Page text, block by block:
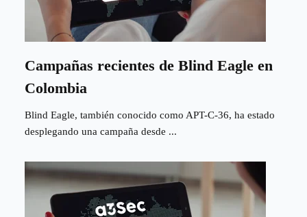
Campañas recientes de Blind Eagle en
Colombia
Blind Eagle, también conocido como APT-C-36, ha estado
desplegando una campaña desde ...